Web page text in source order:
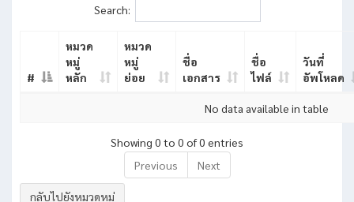
Search:
#
หมวด
หมู่
หลัก
หมวด
หมู่
ย่อย
ชื่อ
เอกสาร
ชื่อ
ไฟล์
วันที่
อัพโหลด
No data available in table
Showing 0 to 0 of 0 entries
Previous
Next
กลับไปยังหมวดหมู่